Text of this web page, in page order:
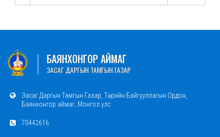
БАЯНХОНГОР АЙМАГ
ЗАСАГ ДАРГЫН ТАМГЫН ГАЗАР
Засаг Даргын Тамгын Газар, Төрийн Байгууллагын Ордон,
Баянхонгор аймаг, Монгол улс
70442616